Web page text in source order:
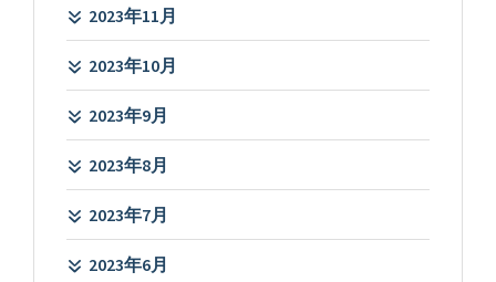
2023年11月
2023年10月
2023年9月
2023年8月
2023年7月
2023年6月